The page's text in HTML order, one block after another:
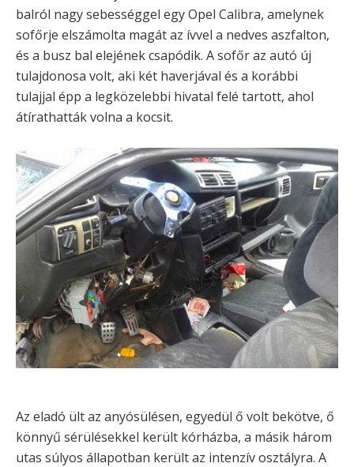
balról nagy sebességgel egy Opel Calibra, amelynek
sofőrje elszámolta magát az ívvel a nedves aszfalton,
és a busz bal elejének csapódik. A sofőr az autó új
tulajdonosa volt, aki két haverjával és a korábbi
tulajjal épp a legközelebbi hivatal felé tartott, ahol
átírathatták volna a kocsit.
Az eladó ült az anyósülésen, egyedül ő volt bekötve, ő
könnyű sérülésekkel került kórházba, a másik három
utas súlyos állapotban került az intenzív osztályra. A